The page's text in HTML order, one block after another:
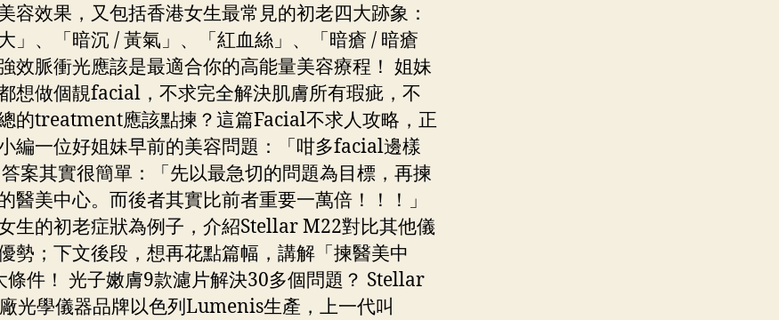
容效果，又包括香港女生最常見的初老四大跡象：
大」、「暗沉 / 黃氣」、「紅血絲」、「暗瘡 / 暗瘡
效脈衝光應該是最適合你的高能量美容療程！ 姐妹
想做個靚facial，不求完全解決肌膚所有瑕疵，不
的treatment應該點揀？這篇Facial不求人攻略，正
編一位好姐妹早前的美容問題：「咁多facial邊樣
案其實很簡單：「先以最急切的問題為目標，再揀
醫美中心。而後者其實比前者重要一萬倍！！！」
生的初老症狀為例子，介紹Stellar M22對比其他儀
勢；下文後段，想再花點篇幅，講解「揀醫美中
條件！ 光子嫩膚9款濾片解決30多個問題？ Stellar
光學儀器品牌以色列Lumenis生產，上一代叫